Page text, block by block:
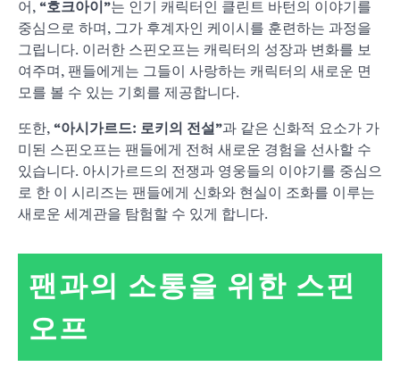
어, “호크아이”는 인기 캐릭터인 클린트 바턴의 이야기를
중심으로 하며, 그가 후계자인 케이시를 훈련하는 과정을
그립니다. 이러한 스핀오프는 캐릭터의 성장과 변화를 보
여주며, 팬들에게는 그들이 사랑하는 캐릭터의 새로운 면
모를 볼 수 있는 기회를 제공합니다.
또한, “아시가르드: 로키의 전설”과 같은 신화적 요소가 가
미된 스핀오프는 팬들에게 전혀 새로운 경험을 선사할 수
있습니다. 아시가르드의 전쟁과 영웅들의 이야기를 중심으
로 한 이 시리즈는 팬들에게 신화와 현실이 조화를 이루는
새로운 세계관을 탐험할 수 있게 합니다.
팬과의 소통을 위한 스핀
오프